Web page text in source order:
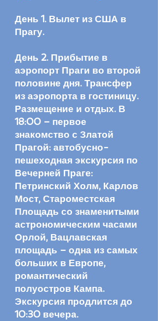
День 1. Вылет из США в
Прагу.
День 2. Прибытие в
аэропорт Праги во второй
половине дня. Трансфер
из аэропорта в гостиницу.
Размещение и отдых. В
18:00 – первое
знакомство с Златой
Прагой: автобусно-
пешеходная экскурсия по
Вечерней Праге:
Петринский Холм, Карлов
Мост, Староместская
Площадь со знаменитыми
астрономическим часами
Орлой, Вацлавская
площадь – одна из самых
больших в Европе,
романтический
полуостров Кампа.
Экскурсия продлится до
10:30 вечера.